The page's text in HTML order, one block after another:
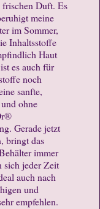
Duft. Es
meine
im Sommer,
Inhaltsstoffe
Haut
es auch für
noch
sanfte,
ohne
Gerade jetzt
bringt das
immer
sich jeder Zeit
auch nach
und
empfehlen.